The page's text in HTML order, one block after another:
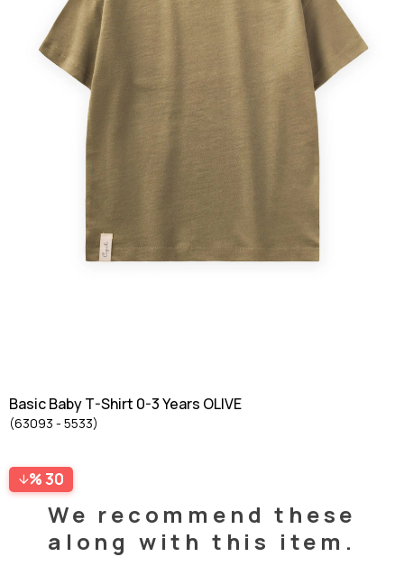
Basic Baby T-Shirt 0-3 Years OLIVE
(63093 - 5533)
30
We recommend these
along with this item.